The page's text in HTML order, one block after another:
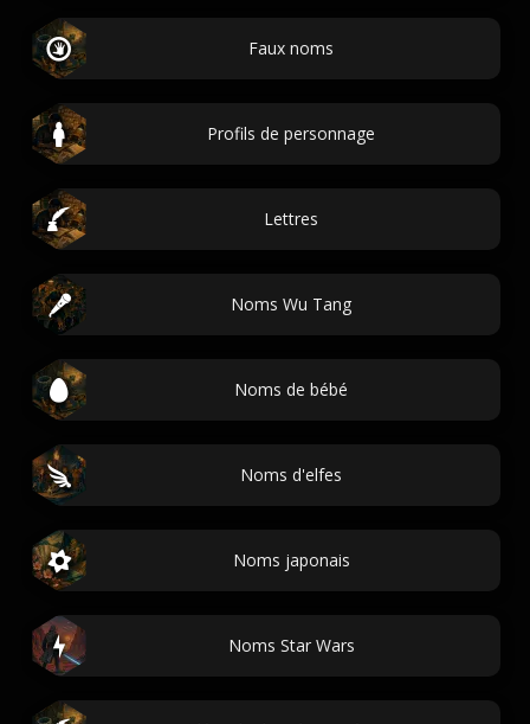
Faux noms
Profils de personnage
Lettres
Noms Wu Tang
Noms de bébé
Noms d'elfes
Noms japonais
Noms Star Wars